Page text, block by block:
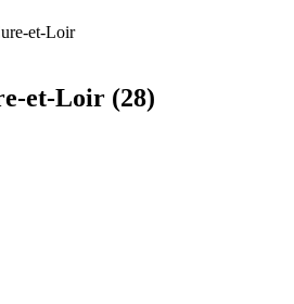
et-Loir
et-Loir (28)